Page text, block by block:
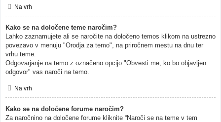
Na vrh
Kako se na določene teme naročim?
Lahko zaznamujete ali se naročite na določeno temos klikom na ustrezno
povezavo v menuju "Orodja za temo", na priročnem mestu na dnu ter
vrhu teme.
Odgovarjanje na temo z označeno opcijo "Obvesti me, ko bo objavljen
odgovor" vas naroči na temo.
Na vrh
Kako se na določene forume naročim?
Za naročnino na določene forume kliknite “Naroči se na teme v tem